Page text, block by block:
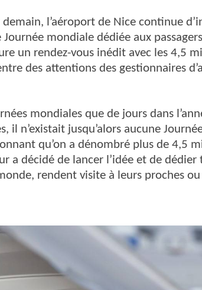
l’aéroport de Nice continue
mondiale dédiée aux
un rendez-vous inédit avec les 4,5
des attentions des gestionnaires
mondiales que de jours dans
il n’existait jusqu’alors aucune
qu’on a dénombré plus de 4,5
a décidé de lancer l’idée et de
rendent visite à leurs proches